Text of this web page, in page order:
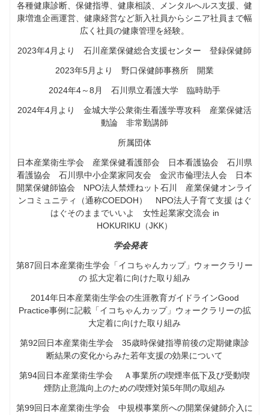
各種健康診断、保健指導、健康相談、メンタルへルス支援、健
康増進企画運営、健康経営など新入社員からシニア社員まで幅
広く社員の健康管理を経験。
2023年4月より 石川産業保健総合支援センター 登録保健師
2023年5月より 野口保健師事務所 開業
2024年4～8月 石川県立看護大学 臨時助手
2024年4月より 金城大学公衆衛生看護学専攻科 産業保健活
動論 非常勤講師
所属団体
日本産業衛生学会 産業保健看護部会 日本看護協会 石川県
看護協会 石川県中小企業家同友会 金沢市倫理法人会 日本
開業保健師協会 NPO法人禁煙ねット石川 産業保健オンライ
ンコミュニティ（通称COEDOH） NPO法人子育て支援 はぐ
はぐそのままでいいよ 女性起業家交流会 in
HOKURIKU（JKK）
学会発表
第87回日本産業衛生学会「イコちゃんカップ」ウォークラリー
の 拡大定着に向けた取り組み
2014年日本産業衛生学会の生涯教育ガイドラインGood
Practice事例に記載「イコちゃんカップ」ウォークラリーの拡
大定着に向けた取り組み
第92回日本産業衛生学会 35歳時保健指導前後の定期健康診
断結果の変化からみた若年支援の効果について
第94回日本産業衛生学会 Ａ事業所の喫煙率低下及び受動喫
煙防止意識向上のための喫煙対策5年間の取組み
第99回日本産業衛生学会 中規模事業所への開業保健師介入に